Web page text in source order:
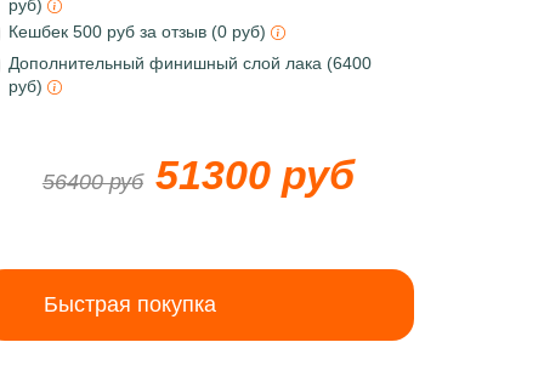
руб)
Кешбек 500 руб за отзыв (0 руб)
Дополнительный финишный слой лака (6400
руб)
56400 руб 51300 руб
Быстрая покупка